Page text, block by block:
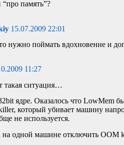
“про память”?
15.07.2009 22:01
нужно поймать вдохновение и
11:27
такая ситуация…
ядре. Оказалось что LowMem
который убивает машину
не используется.
на одной машине отключитьOOM